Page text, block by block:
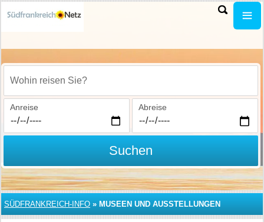
Wohin reisen Sie?
Anreise Abreise
Suchen
SÜDFRANKREICH-INFO » MUSEEN UND AUSSTELLUNGEN